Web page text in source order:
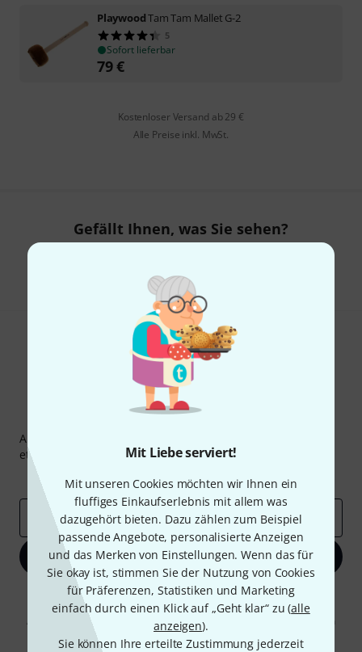
Mit Liebe serviert!
Mit unseren Cookies möchten wir Ihnen ein
fluffiges Einkaufserlebnis mit allem was
dazugehört bieten. Dazu zählen zum Beispiel
passende Angebote, personalisierte Anzeigen
und das Merken von Einstellungen. Wenn das für
Sie okay ist, stimmen Sie der Nutzung von Cookies
für Präferenzen, Statistiken und Marketing
einfach durch einen Klick auf „Geht klar“ zu (alle
anzeigen).
Sie können Ihre erteilte Zustimmung jederzeit
PlaywoodTam Tam Mallet G-2
5
Sofort lieferbar
79€
Kostenloser Versand ab 29 €
Alle Preise inkl. MwSt.
Gefällt Ihnen, was Sie sehen?
Thomann Newsletter
Abonniere den Thomann Newsletter und gewinne mit
etwas Glück einen von50 Gutscheinenüber jeweils
Inspirierende Beiträge
Deals Thomann Insights
E-Mail-Adresse*
Jetzt anmelden
Mit Klick auf „Jetzt anmelden“ stimmen Sie dem Erhalt von E-Mail-
Werbung und einer Messung des E-Mail-Nutzungsverhaltens zu. Die
Abmeldung ist jederzeit möglich. Weitere Informationen finden Sie in
Datenschutzhinweisen